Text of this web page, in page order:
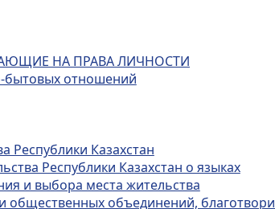
НА ПРАВА ЛИЧНОСТИ
бытовых отношений
Республики Казахстан
Республики Казахстан о языках
и выбора места жительства
общественных объединений,